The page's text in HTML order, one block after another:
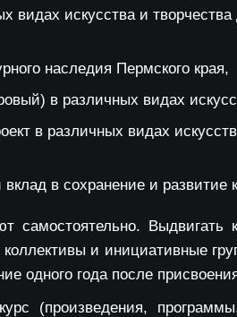
видах искусства и
наследия Пермского края,
в различных видах
в различных видах
в сохранение и развитие
самостоятельно. Выдвигать
и инициативные
одного года после
(произведения,